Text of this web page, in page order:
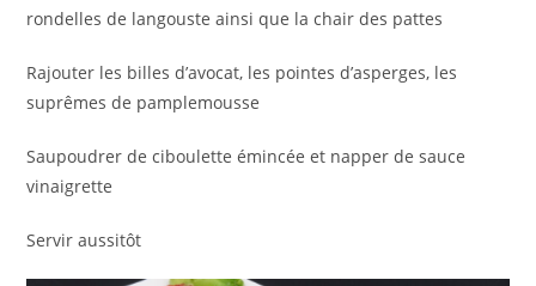
rondelles de langouste ainsi que la chair des pattes
Rajouter les billes d’avocat, les pointes d’asperges, les
suprêmes de pamplemousse
Saupoudrer de ciboulette émincée et napper de sauce
vinaigrette
Servir aussitôt